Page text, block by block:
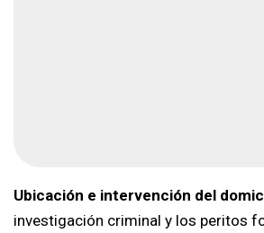
Ubicación e intervención del
investigación criminal y los peritos